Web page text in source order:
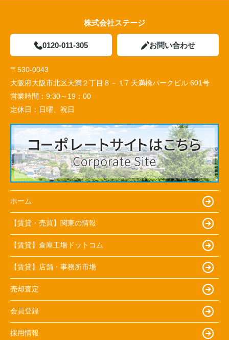
株式会社ステージ
0120-011-305 お問い合わせ
〒530-0043
大阪府大阪市北区天満２丁目８－１7 天満橋パークビル 601号
営業時間： 9:30～19：00
定休日： 日曜、祝日
ホーム
【賃貸・売買】関東の情報
【賃貸】倉庫工場ドットコム
【賃貸】店舗・事務所市場
売却査定
会員登録
採用情報